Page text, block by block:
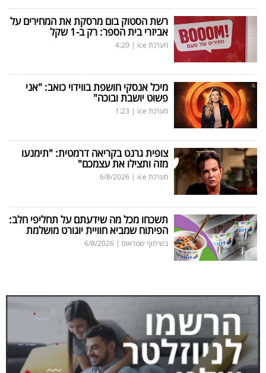
רשת הסטוק בום מרסקת את המחירים על
אביזרי בית הספר: רק ב-1 שקל
מערכת ice |
4:20
מיכל אנסקי חושפת בווידוי כואב: "אני
פשוט יושבת ובוכה"
מערכת ice |
1:23
צופית גרנט בקריאה דרמטית: "תימנעו
מזה ותצילו את עצמכם"
מערכת ice |
6/8/2026
תשכחו מכל מה שידעתם על תחליפי חלב:
הפיתוח שמביא חוויית יוגורט מושלמת
בשיתוף שטראוס |
6/8/2026